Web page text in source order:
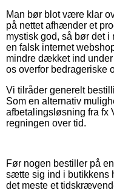
Man bør blot være klar
på nettet afhænder et
mystisk god, så bør det
en falsk internet
mindre dækket ind
os overfor bedrageriske
Vi tilråder generelt
Som en alternativ
afbetalingsløsning fra fx
regningen over tid.
Før nogen bestiller på
sætte sig ind i butikkens
det meste et